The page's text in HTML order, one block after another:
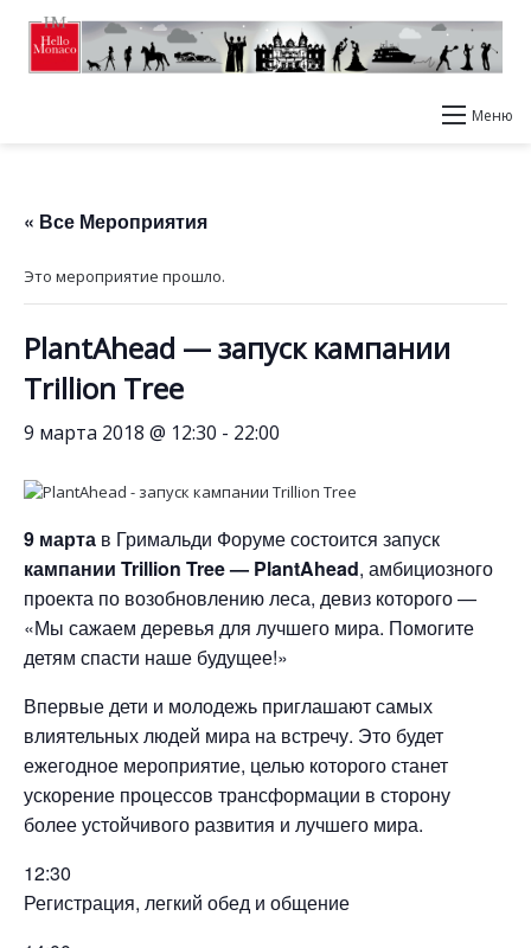
Меню
« Все Мероприятия
Это мероприятие прошло.
PlantAhead — запуск кампании
Trillion Tree
9 марта 2018 @ 12:30 - 22:00
9 марта в Гримальди Форуме состоится запуск
кампании Trillion Tree — PlantAhead, амбициозного
проекта по возобновлению леса, девиз которого —
«Мы сажаем деревья для лучшего мира. Помогите
детям спасти наше будущее!»
Впервые дети и молодежь приглашают самых
влиятельных людей мира на встречу. Это будет
ежегодное мероприятие, целью которого станет
ускорение процессов трансформации в сторону
более устойчивого развития и лучшего мира.
12:30
Регистрация, легкий обед и общение